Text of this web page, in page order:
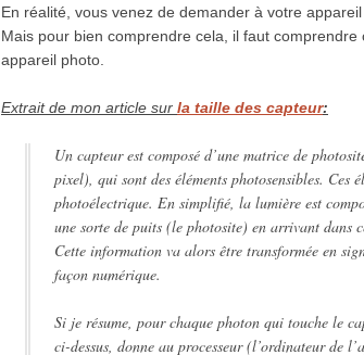
En réalité, vous venez de demander à votre appareil
Mais pour bien comprendre cela, il faut
appareil photo.
Extrait de mon article sur la taille des capteur:
Un capteur est composé d’une matrice de
pixel), qui sont des éléments photosensibles. Ces
photoélectrique. En simplifié, la lumière est
une sorte de puits (le photosite) en arrivant dans
Cette information va alors être transformée en
façon numérique.
Si je résume, pour chaque photon qui touche le
ci-dessus, donne au processeur (l’ordinateur de